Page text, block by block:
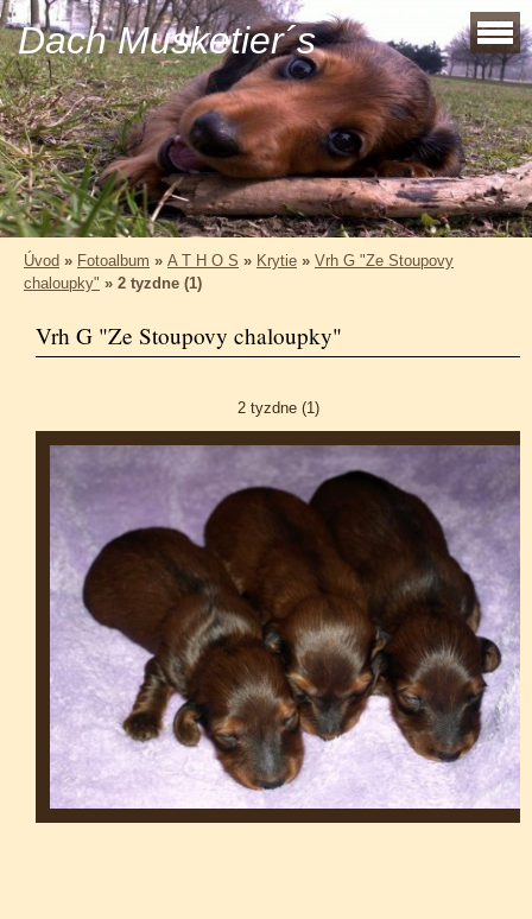
Dach Musketier´s
Úvod » Fotoalbum » A T H O S » Krytie » Vrh G "Ze Stoupovy
chaloupky" » 2 tyzdne (1)
Vrh G "Ze Stoupovy chaloupky"
2 tyzdne (1)